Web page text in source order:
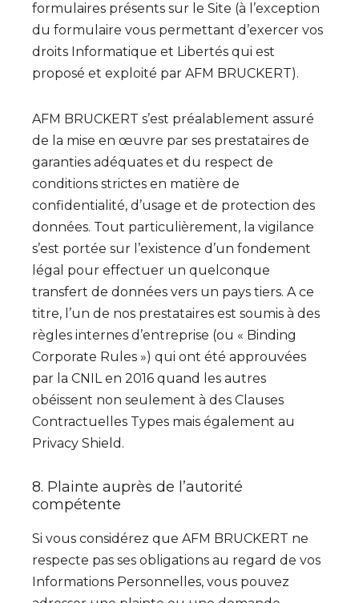
formulaires présents sur le Site (à l’exception
du formulaire vous permettant d’exercer vos
droits Informatique et Libertés qui est
proposé et exploité par AFM BRUCKERT).
AFM BRUCKERT s’est préalablement assuré
de la mise en œuvre par ses prestataires de
garanties adéquates et du respect de
conditions strictes en matière de
confidentialité, d’usage et de protection des
données. Tout particulièrement, la vigilance
s’est portée sur l’existence d’un fondement
légal pour effectuer un quelconque
transfert de données vers un pays tiers. A ce
titre, l’un de nos prestataires est soumis à des
règles internes d’entreprise (ou « Binding
Corporate Rules ») qui ont été approuvées
par la CNIL en 2016 quand les autres
obéissent non seulement à des Clauses
Contractuelles Types mais également au
Privacy Shield.
8. Plainte auprès de l’autorité
compétente
Si vous considérez que AFM BRUCKERT ne
respecte pas ses obligations au regard de vos
Informations Personnelles, vous pouvez